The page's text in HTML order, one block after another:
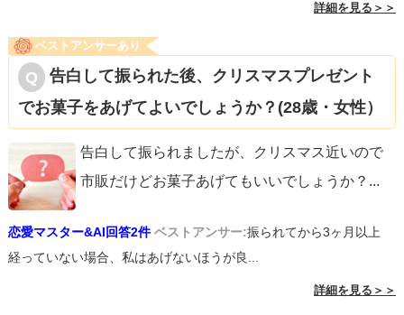
詳細を見る＞＞
ベストアンサーあり
告白して振られた後、クリスマスプレゼント
でお菓子をあげてよいでしょうか？(28歳・女性）
告白して振られましたが、クリスマス近いので
市販だけどお菓子あげてもいいでしょうか？ ...
恋愛マスター&AI回答2件 ベストアンサー:振られてから3ヶ月以上
経っていない場合、私はあげないほうが良...
詳細を見る＞＞